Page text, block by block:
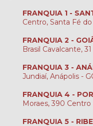
FRANQUIA 1 -
Centro, Santa Fé do
FRANQUIA 2 -
Brasil Cavalcante,
FRANQUIA 3 -
Jundiaí, Anápolis -
FRANQUIA 4 -
Moraes, 390
FRANQUIA 5 -